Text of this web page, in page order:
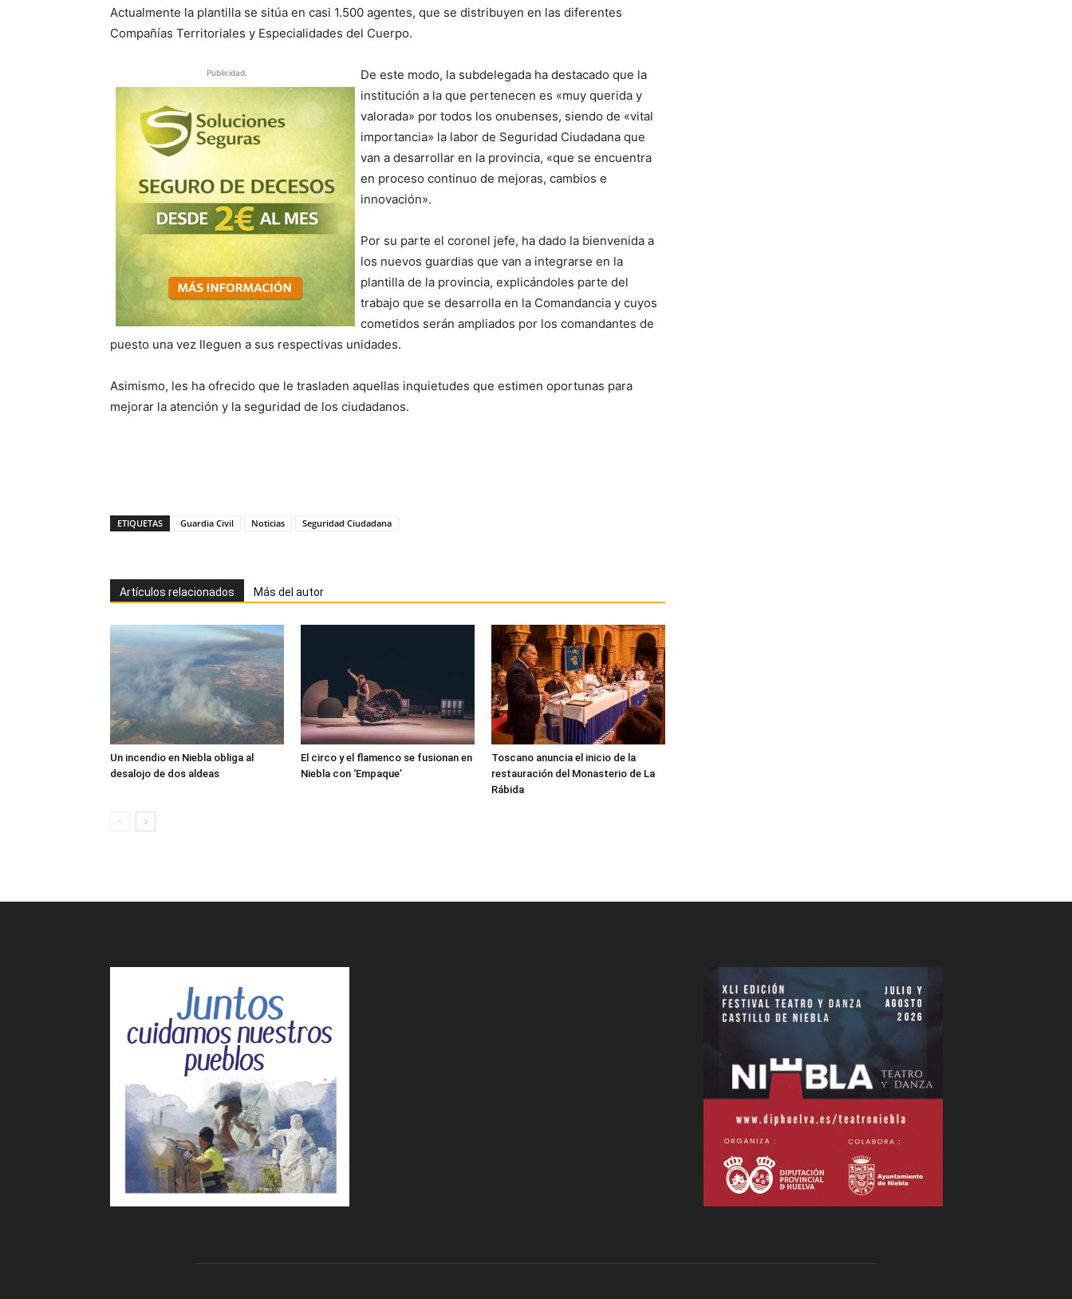
Actualmente la plantilla se sitúa en casi 1.500 agentes, que se distribuyen en las diferentes
Compañías Territoriales y Especialidades del Cuerpo.
Publicidad.
De este modo, la subdelegada ha destacado que la
institución a la que pertenecen es «muy querida y
valorada» por todos los onubenses, siendo de «vital
importancia» la labor de Seguridad Ciudadana que
van a desarrollar en la provincia, «que se encuentra
en proceso continuo de mejoras, cambios e
innovación».
Por su parte el coronel jefe, ha dado la bienvenida a
los nuevos guardias que van a integrarse en la
plantilla de la provincia, explicándoles parte del
trabajo que se desarrolla en la Comandancia y cuyos
cometidos serán ampliados por los comandantes de
puesto una vez lleguen a sus respectivas unidades.
Asimismo, les ha ofrecido que le trasladen aquellas inquietudes que estimen oportunas para
mejorar la atención y la seguridad de los ciudadanos.
ETIQUETAS Guardia Civil Noticias Seguridad Ciudadana
Artículos relacionados Más del autor
Un incendio en Niebla obliga al
desalojo de dos aldeas
El circo y el flamenco se fusionan en
Niebla con ‘Empaque’
Toscano anuncia el inicio de la
restauración del Monasterio de La
Rábida